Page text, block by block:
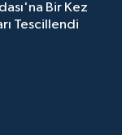
Bir Kez
Tescillendi